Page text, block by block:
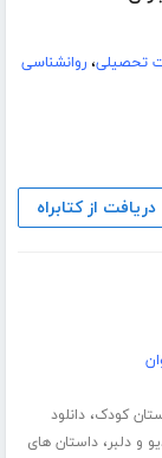
تحصیلی،روانشناسی
دریافت از کتابراه
کودک،دانلود
و دلبر،داستان های